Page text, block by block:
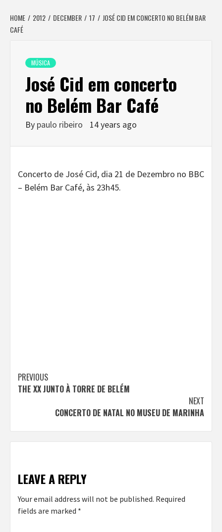
HOME 2012 DECEMBER 17
JOSÉ CID EM CONCERTO NO BELÉM BAR
CAFÉ
MÚSICA
José Cid em concerto
no Belém Bar Café
By paulo ribeiro 14 years ago
Concerto de José Cid, dia 21 de Dezembro no BBC
– Belém Bar Café, às 23h45.
Continue
Reading
PREVIOUS
THE XX JUNTO À TORRE DE BELÉM
NEXT
CONCERTO DE NATAL NO MUSEU DE MARINHA
LEAVE A REPLY
Your email address will not be published. Required
fields are marked *